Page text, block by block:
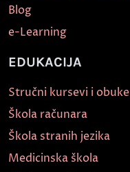
Blog
e-Learning
EDUKACIJA
Stručni kursevi i obuke
Škola računara
Škola stranih jezika
Medicinska škola